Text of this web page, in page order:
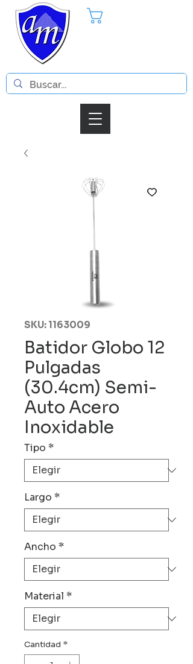
SKU: 1163009
Batidor Globo 12
Pulgadas
(30.4cm) Semi-
Auto Acero
Inoxidable
Tipo *
Largo *
Ancho *
Material *
Cantidad *